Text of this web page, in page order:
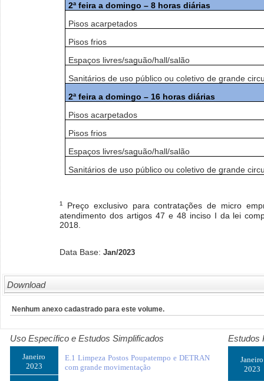
2ª feira a domingo – 8 horas diárias
Pisos acarpetados
Pisos frios
Espaços livres/saguão/hall/salão
Sanitários de uso público ou coletivo de grande
2ª feira a domingo – 16 horas diárias
Pisos acarpetados
Pisos frios
Espaços livres/saguão/hall/salão
Sanitários de uso público ou coletivo de grande
¹ Preço exclusivo para contratações de micro
atendimento dos artigos 47 e 48 inciso I da lei
2018.
Data Base: Jan/2023
Download
Nenhum anexo cadastrado para este volume.
Uso Específico e Estudos Simplificados Estudos
Janeiro
2023
E.1 Limpeza Postos Poupatempo e DETRAN
com grande movimentação
Janeiro
2023